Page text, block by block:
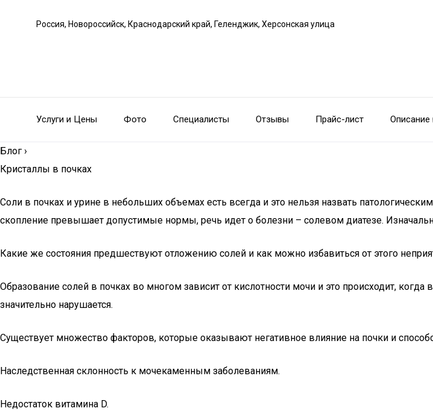
Россия, Новороссийск, Краснодарский край, Геленджик, Херсонская улица
Услуги и Цены Фото Специалисты Отзывы Прайс-лист Описание
Блог ›
Кристаллы в почках
Соли в почках и урине в небольших объемах есть всегда и это нельзя назвать
скопление превышает допустимые нормы, речь идет о болезни – солевом диатезе.
Какие же состояния предшествуют отложению солей и как можно избавиться от этого
Образование солей в почках во многом зависит от кислотности мочи и это происходит,
значительно нарушается.
Существует множество факторов, которые оказывают негативное влияние на почки и
Наследственная склонность к мочекаменным заболеваниям.
Недостаток витамина D.